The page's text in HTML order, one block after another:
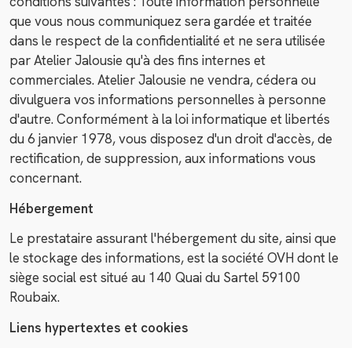
que vous nous communiquez sera gardée et traitée
dans le respect de la confidentialité et ne sera utilisée
par Atelier Jalousie qu'à des fins internes et
commerciales. Atelier Jalousie ne vendra, cédera ou
divulguera vos informations personnelles à personne
d'autre. Conformément à la loi informatique et libertés
du 6 janvier 1978, vous disposez d'un droit d'accès, de
rectification, de suppression, aux informations vous
concernant.
Hébergement
Le prestataire assurant l'hébergement du site, ainsi que
le stockage des informations, est la société OVH dont le
siège social est situé au 140 Quai du Sartel 59100
Roubaix.
Liens hypertextes et cookies